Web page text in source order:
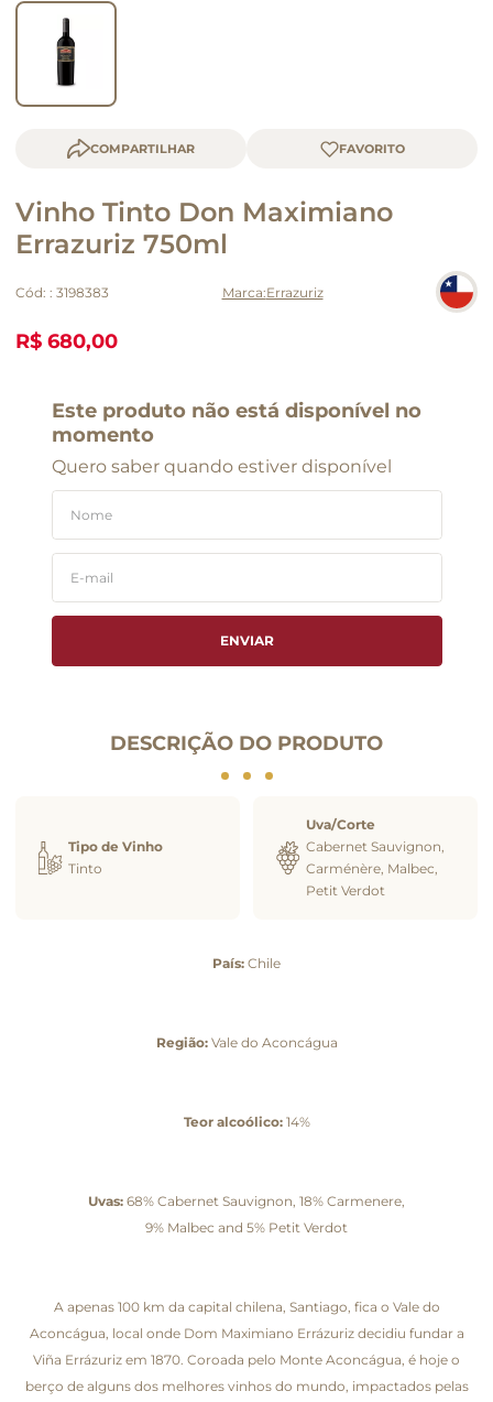
COMPARTILHAR
Vinho Tinto Don Maximiano
Errazuriz 750ml
Cód: : 3198383 Errazuriz
R$ 680,00
Este produto não está disponível no
momento
Quero saber quando estiver disponível
ENVIAR
DESCRIÇÃO DO PRODUTO
Tipo de Vinho
Tinto
Uva/Corte
Cabernet Sauvignon,
Carménère, Malbec,
Petit Verdot
País: Chile
Região:Vale do Aconcágua
Teor alcoólico:14%
Uvas: 68% Cabernet Sauvignon, 18% Carmenere,
9% Malbec and 5% Petit Verdot
A apenas 100 km da capital chilena, Santiago, fica o Vale do
Aconcágua, local onde Dom Maximiano Errázuriz decidiu fundar a
Viña Errázuriz em 1870. Coroada pelo Monte Aconcágua, é hoje o
berço de alguns dos melhores vinhos do mundo, impactados pelas